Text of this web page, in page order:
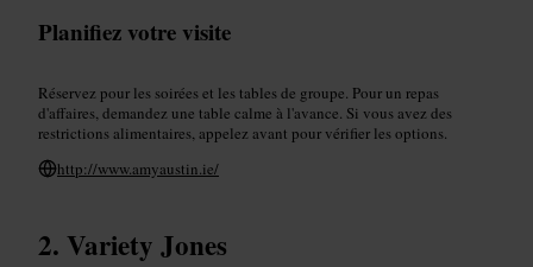
Planifiez votre visite
Réservez pour les soirées et les tables de groupe. Pour un repas
d'affaires, demandez une table calme à l'avance. Si vous avez des
restrictions alimentaires, appelez avant pour vérifier les options.
http://www.amyaustin.ie/
Variety Jones